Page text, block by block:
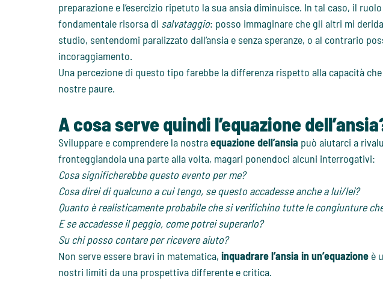
preparazione e l’esercizio ripetuto la sua ansia diminuisce. In tal caso, il
fondamentale risorsa di salvataggio: posso immaginare che gli altri mi
studio, sentendomi paralizzato dall’ansia e senza speranze, o al contrario
incoraggiamento.
Una percezione di questo tipo farebbe la differenza rispetto alla capacità
nostre paure.
A cosa serve quindi l’equazione
Sviluppare e comprendere la nostraequazione dell’ansia può aiutarci a
fronteggiandola una parte alla volta, magari ponendoci alcuni interrogativi:
Cosa significherebbe questo evento per me?
Cosa direi di qualcuno a cui tengo, se questo accadesse anche a lui/lei?
Quanto è realisticamente probabile che si verifichino tutte le congiunture
E se accadesse il peggio, come potrei superarlo?
Su chi posso contare per ricevere aiuto?
Non serve essere bravi in matematica, inquadrare l’ansia in un’equazioneè
nostri limiti da una prospettiva differente e critica.